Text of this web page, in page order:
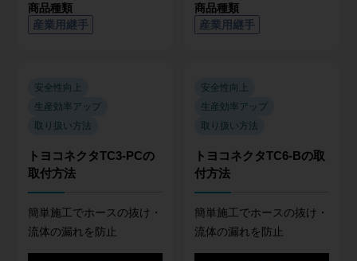
商品種類
産業用継手
商品種類
産業用継手
安全性向上
生産効率アップ
取り扱い方法
トヨコネクタTC3-PCの
取付方法
簡単施工でホースの抜け・
流体の漏れを防止
安全性向上
生産効率アップ
取り扱い方法
トヨコネクタTC6-Bの取
付方法
簡単施工でホースの抜け・
流体の漏れを防止